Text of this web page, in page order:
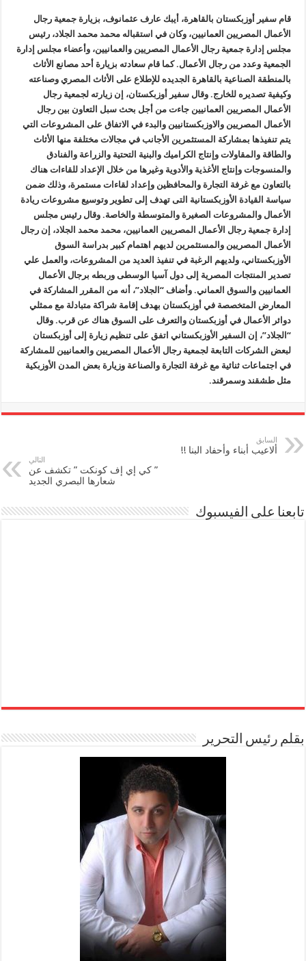
المصريين
مغلقة
قام سفير أوزبكستان بالقاهرة، أيبك عارف عثمانوف، بزيارة جمعية رجال
الأعمال المصريين العمانيين، وكان في استقباله محمد محمد الجلاد، رئيس
مجلس إدارة جمعية رجال الأعمال المصريين والعمانيين، وأعضاء مجلس إدارة
الجمعية وعدد من رجال الأعمال. كما قام سعادته بزيارة أحد مصانع الأثاث
بالمنطقة الصناعية بالقاهرة الجديده للإطلاع على الأثاث المصري وصناعته
وكيفية تصديره للخارج. وقال سفير أوزبكستان، إن زيارته لجمعية رجال
الأعمال المصريين العمانيين جاءت من أجل بحث سبل التعاون بين رجال
الأعمال المصريين والاوزبكستانيين والبدء في الاتفاق على المشروعات التي
يتم تنفيذها بمشاركة المستثمرين الأجانب في مجالات مختلفة منها الأثاث
والطاقة والمقاولات وإنتاج الكراميك والبنية التحتية والزراعة والفنادق
والمنسوجات وإنتاج الأغذية والأدوية وغيرها من خلال الإعداد للقاءات هناك
بالتعاون مع غرفة التجارة والمحافظين وإعداد لقاءات مستمرة، وذلك ضمن
سياسة القيادة الأوزبكستانية التى تهدف إلى تطوير وتوسيع مشروعات ريادة
الأعمال والمشروعات الصغيرة والمتوسطة والخاصة. وقال رئيس مجلس
إدارة جمعية رجال الأعمال المصريين العمانيين، محمد محمد الجلاد، إن رجال
الأعمال المصريين والمستثمرين لديهم اهتمام كبير بدراسة السوق
الأوزبكستاني، ولديهم الرغبة في تنفيذ العديد من المشروعات، والعمل علي
تصدير المنتجات المصرية إلى دول آسيا الوسطى وربطه برجال الأعمال
العمانيين والسوق العماني. وأضاف “الجلاد”، أنه من المقرر المشاركة في
المعارض المتخصصة في أوزبكستان بهدف إقامة شراكة متبادلة مع ممثلي
دوائر الأعمال في أوزبكستان والتعرف على السوق هناك عن قرب. وقال
“الجلاد”، إن السفير الأوزبكستاني اتفق على تنظيم زيارة إلى أوزبكستان
لبعض الشركات التابعة لجمعية رجال الأعمال المصريين والعمانيين للمشاركة
في اجتماعات ثنائية مع غرفة التجارة والصناعة وزيارة بعض المدن الأوزبكية
مثل طشقند وسمرقند.
السابق
ألاعيب أبناء وأحفاد البنا !!
التالي
” كي إي إف كونكت ” تكشف عن
شعارها البصري الجديد
تابعنا على الفيسبوك
بقلم رئيس التحرير